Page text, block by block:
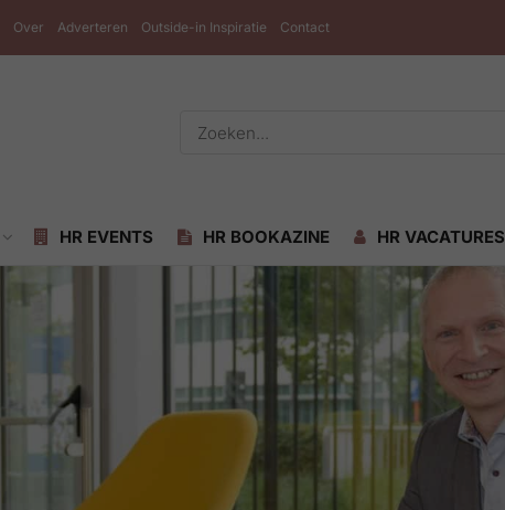
Over Adverteren Outside-in Inspiratie Contact
HR EVENTS HR BOOKAZINE HR VACATURES